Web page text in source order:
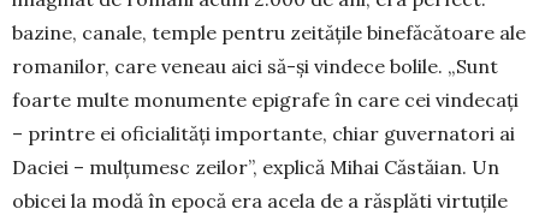
bazine, canale, temple pentru zeitățile bi­ne­făcătoare ale
romanilor, care ve­neau aici să-și vindece bolile. „Sunt
foarte multe monumente epigrafe în care cei vin­de­cați
– printre ei oficia­lități impor­tan­te, chiar guvernatori ai
Daciei – mul­țu­mesc zeilor”, explică Mihai Căstăian. Un
obicei la modă în epocă era acela de a răsplăti virtuțile